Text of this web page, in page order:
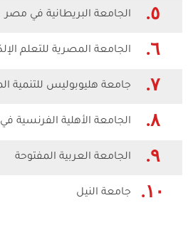
٥. الجامعة البريطانية في مصر
٦. الجامعة المصرية للتعلم
٧. جامعة هليوبوليس للتنمية
٨. الجامعة الأهلية الفرنسية
٩. الجامعة العربية المفتوحة
١٠. جامعة النيل